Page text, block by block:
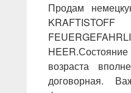
Продам
возраста
договорная.